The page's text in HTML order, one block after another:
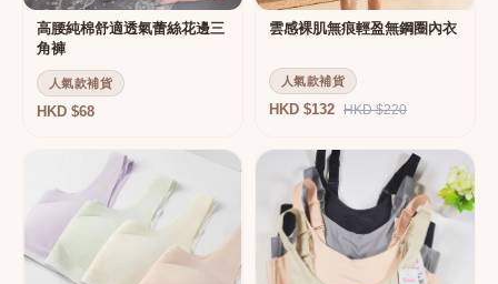
高腰純棉舒適透氣蕾絲花邊三
角褲
人氣款補貨
HKD $68
雲感裸肌無痕輕盈無鋼圈內衣
人氣款補貨
HKD $132 HKD $220